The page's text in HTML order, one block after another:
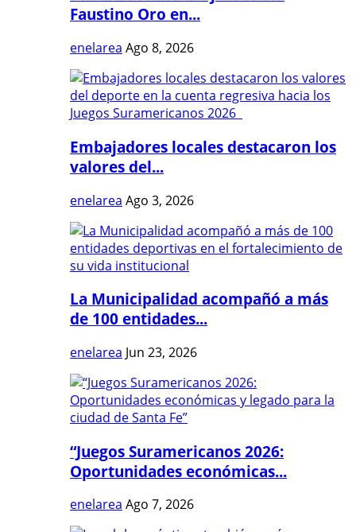
Faustino Oro en...
enelarea Ago 8, 2026
Embajadores locales destacaron los
valores del...
enelarea Ago 3, 2026
La Municipalidad acompañó a más
de 100 entidades...
enelarea Jun 23, 2026
“Juegos Suramericanos 2026:
Oportunidades económicas...
enelarea Ago 7, 2026